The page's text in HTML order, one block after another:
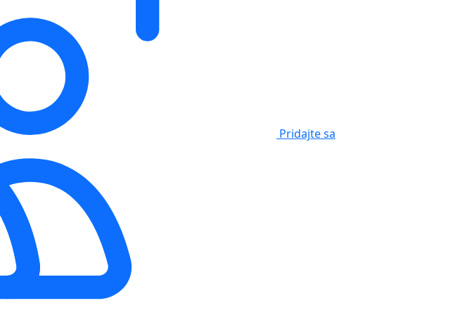
Pridajte sa